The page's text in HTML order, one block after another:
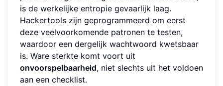
is de werkelijke entropie gevaarlijk laag.
Hackertools zijn geprogrammeerd om eerst
deze veelvoorkomende patronen te testen,
waardoor een dergelijk wachtwoord kwetsbaar
is. Ware sterkte komt voort uit
onvoorspelbaarheid, niet slechts uit het voldoen
aan een checklist.